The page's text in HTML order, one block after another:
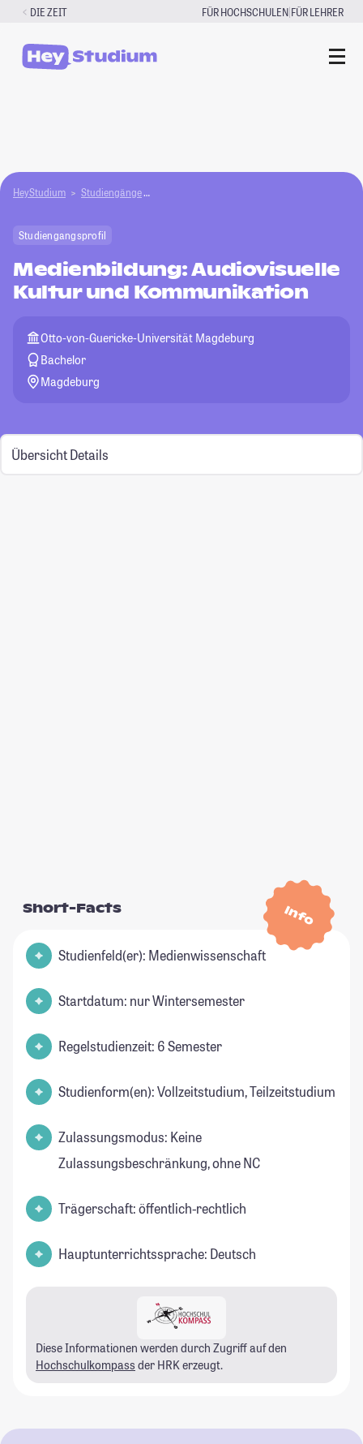
Zum
springen
DIE ZEIT FÜR HOCHSCHULEN|FÜR LEHRER
HeyStudium Studiengänge Medienbildung: Audiovisuelle Kultur und
Studiengangsprofil
Medienbildung: Audiovisuelle
Kultur und Kommunikation
Otto-von-Guericke-Universität Magdeburg
Bachelor
Magdeburg
Übersicht Details
Info
Short-Facts
Studienfeld(er): Medienwissenschaft
Startdatum: nur Wintersemester
Regelstudienzeit: 6 Semester
Studienform(en): Vollzeitstudium, Teilzeitstudium
Zulassungsmodus: Keine
Zulassungsbeschränkung, ohne NC
Trägerschaft: öffentlich-rechtlich
Hauptunterrichtssprache: Deutsch
Diese Informationen werden durch Zugriff auf den
Hochschulkompass der HRK erzeugt.